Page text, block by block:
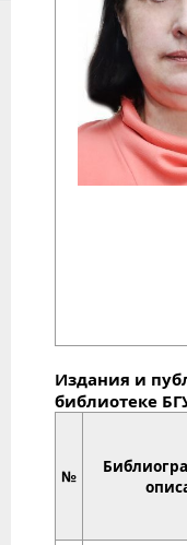
Издания и
библиотеке
№